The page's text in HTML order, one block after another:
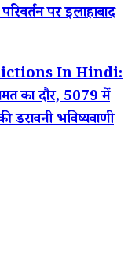
पर इलाहाबाद
In Hindi:
का दौर, 5079 में
डरावनी भविष्यवाणी